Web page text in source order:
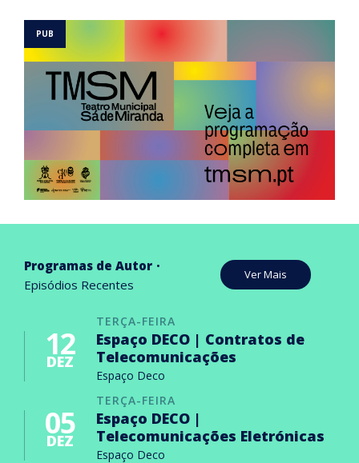
Programas de Autor
Episódios Recentes
Ver Mais
TERÇA-FEIRA
12
DEZ
Espaço DECO | Contratos de
Telecomunicações
Espaço Deco
TERÇA-FEIRA
05
DEZ
Espaço DECO |
Telecomunicações Eletrónicas
Espaço Deco